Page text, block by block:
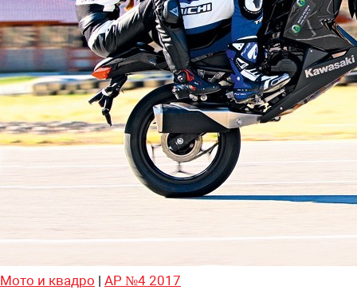
Мото и квадро | АР №4 2017